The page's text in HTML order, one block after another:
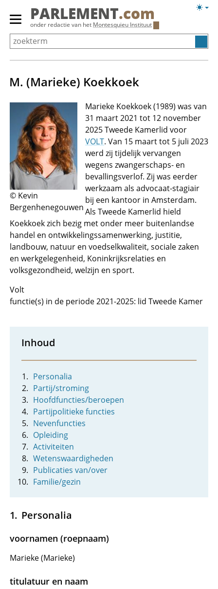
Overslaan
Primair
menu
tonen/verbergen
PARLEMENT.com
onder redactie van het Montesquieu Instituut
M. (Marieke) Koekkoek
© Kevin
Bergenhenegouwen
Marieke Koekkoek (1989) was van
31 maart 2021 tot 12 november
2025 Tweede Kamerlid voor
VOLT. Van 15 maart tot 5 juli 2023
werd zij tijdelijk vervangen
wegens zwangerschaps- en
bevallingsverlof. Zij was eerder
werkzaam als advocaat-stagiair
bij een kantoor in Amsterdam.
Als Tweede Kamerlid hield
Koekkoek zich bezig met onder meer buitenlandse
handel en ontwikkelingssamenwerking, justitie,
landbouw, natuur en voedselkwaliteit, sociale zaken
en werkgelegenheid, Koninkrijksrelaties en
volksgezondheid, welzijn en sport.
Volt
functie(s) in de periode 2021-2025: lid Tweede Kamer
Inhoud
Personalia
Partij/stroming
Hoofdfuncties/beroepen
Partijpolitieke functies
Nevenfuncties
Opleiding
Activiteiten
Wetenswaardigheden
Publicaties van/over
Familie/gezin
Personalia
voornamen (roepnaam)
Marieke (Marieke)
titulatuur en naam